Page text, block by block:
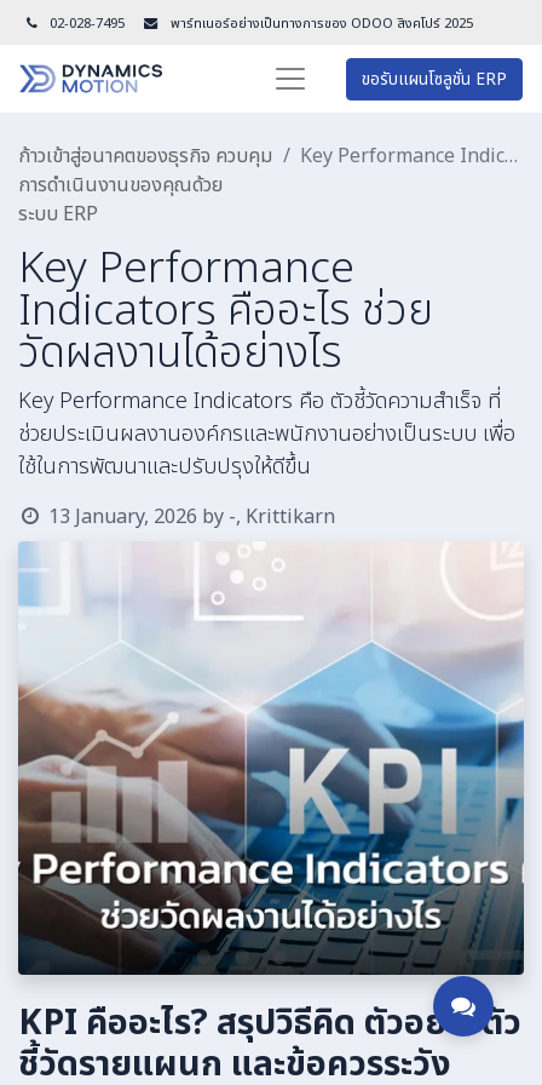
02-028-7495 พาร์ทเนอร์อย่างเป็นทางการของ ODOO สิงคโปร์ 2025
ขอรับแผนโซลูชั่น ERP
ก้าวเข้าสู่อนาคตของธุรกิจ ควบคุม
การดำเนินงานของคุณด้วย
ระบบ ERP
Key Performance Indicators คืออะไร ช่วยวัดผลงานได้อย่างไร
Key Performance
Indicators คืออะไร ช่วย
วัดผลงานได้อย่างไร
Key Performance Indicators คือ ตัวชี้วัดความสำเร็จ ที่
ช่วยประเมินผลงานองค์กรและพนักงานอย่างเป็นระบบ เพื่อ
ใช้ในการพัฒนาและปรับปรุงให้ดีขึ้น
13 January, 2026 by -, Krittikarn
KPI คืออะไร? สรุปวิธีคิด ตัวอย่างตัว
ชี้วัดรายแผนก และข้อควรระวัง